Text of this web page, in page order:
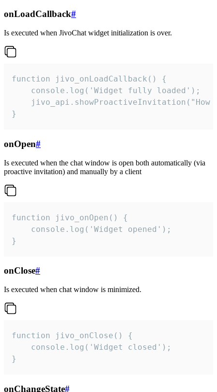
onLoadCallback#
Is executed when JivoChat widget initialization is over.
function jivo_onLoadCallback() {
    console.log('Widget fully loaded');
jivo_api.showProactiveInvitation("How
}
onOpen#
Is executed when the chat window is open both automatically (via
proactive invitation) and manually by a client
function jivo_onOpen() {
    console.log('Widget opened');
}
onClose#
Is executed when chat window is minimized.
function jivo_onClose() {
    console.log('Widget closed');
}
onChangeState#